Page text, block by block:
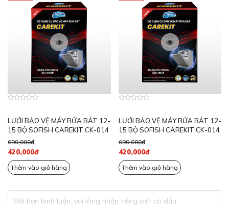
LƯỚI BẢO VỆ MÁY RỬA BÁT 12-
15 BỘ SOFISH CAREKIT CK-014
690,000đ
420,000đ
Thêm vào giỏ hàng
LƯỚI BẢO VỆ MÁY RỬA BÁT 12-
15 BỘ SOFISH CAREKIT CK-014
690,000đ
420,000đ
Thêm vào giỏ hàng